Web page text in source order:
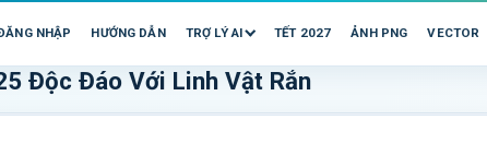
NHẬP HƯỚNG DẪN TRỢ LÝ AI TẾT 2027 ẢNH PNG VECTOR
Độc Đáo Với Linh Vật Rắn